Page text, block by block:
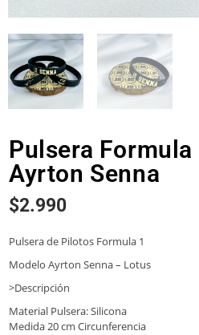
Pulsera
Ayrton Senna
$2.990
Pulsera de Pilotos Formula 1
Modelo Ayrton Senna – Lotus
>Descripción
Material Pulsera: Silicona
Medida 20 cm Circunferencia